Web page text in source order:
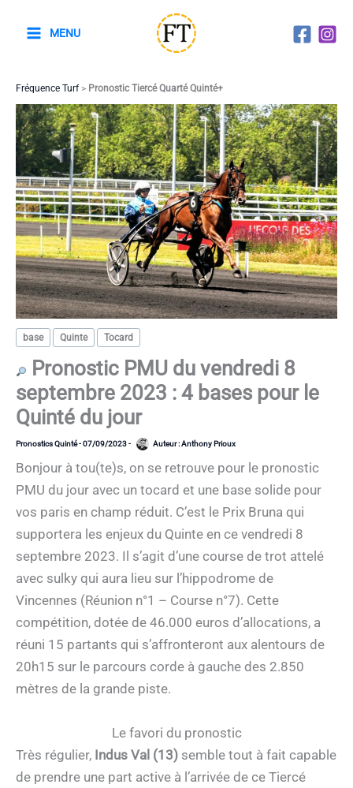
MENU
Fréquence Turf> Pronostic Tiercé Quarté Quinté+
base Quinte Tocard
Pronostic PMU du vendredi 8
septembre 2023 : 4 bases pour le
Quinté du jour
Pronostics Quinté-07/09/2023- Auteur :Anthony Prioux
Bonjour à tou(te)s, on se retrouve pour le pronostic
PMU du jour avec un tocard et une base solide pour
vos paris en champ réduit. C’est le Prix Bruna qui
supportera les enjeux du Quinte en ce vendredi 8
septembre 2023. Il s’agit d’une course de trot attelé
avec sulky qui aura lieu sur l’hippodrome de
Vincennes (Réunion n°1 – Course n°7). Cette
compétition, dotée de 46.000 euros d’allocations, a
réuni 15 partants qui s’affronteront aux alentours de
20h15 sur le parcours corde à gauche des 2.850
mètres de la grande piste.
Le favori du pronostic
Très régulier, Indus Val (13) semble tout à fait capable
de prendre une part active à l’arrivée de ce Tiercé